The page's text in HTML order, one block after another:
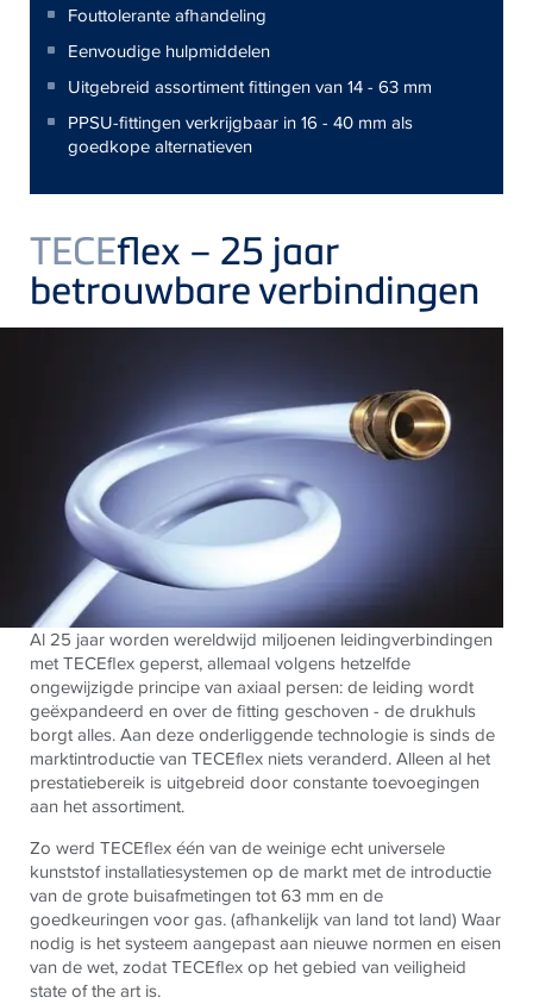
Fouttolerante afhandeling
Eenvoudige hulpmiddelen
Uitgebreid assortiment fittingen van 14 - 63 mm
PPSU-fittingen verkrijgbaar in 16 - 40 mm als
goedkope alternatieven
TECEflex – 25 jaar
betrouwbare verbindingen
Al 25 jaar worden wereldwijd miljoenen leidingverbindingen
met TECEflex geperst, allemaal volgens hetzelfde
ongewijzigde principe van axiaal persen: de leiding wordt
geëxpandeerd en over de fitting geschoven - de drukhuls
borgt alles. Aan deze onderliggende technologie is sinds de
marktintroductie van TECEflex niets veranderd. Alleen al het
prestatiebereik is uitgebreid door constante toevoegingen
aan het assortiment.
Zo werd TECEflex één van de weinige echt universele
kunststof installatiesystemen op de markt met de introductie
van de grote buisafmetingen tot 63 mm en de
goedkeuringen voor gas. (afhankelijk van land tot land) Waar
nodig is het systeem aangepast aan nieuwe normen en eisen
van de wet, zodat TECEflex op het gebied van veiligheid
state of the art is.